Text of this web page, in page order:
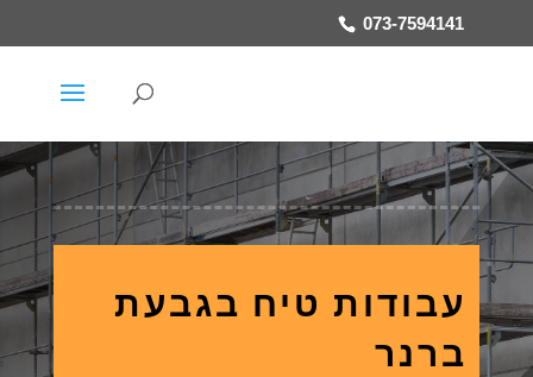
073-7594141
עבודות טיח בגבעת
ברנר